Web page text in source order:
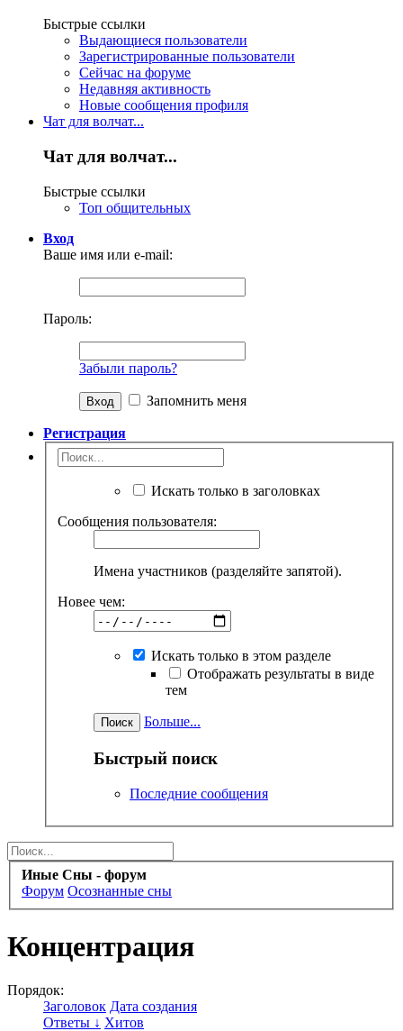
Быстрые ссылки
Выдающиеся пользователи
Зарегистрированные пользователи
Сейчас на форуме
Недавняя активность
Новые сообщения профиля
Чат для волчат...
Чат для волчат...
Быстрые ссылки
Топ общительных
Вход
Ваше имя или e-mail:
Пароль:
Забыли пароль?
Запомнить меня
Регистрация
Искать только в заголовках
Сообщения пользователя:
Имена участников (разделяйте запятой).
Новее чем:
Искать только в этом разделе
Отображать результаты в виде
тем
Больше...
Быстрый поиск
Последние сообщения
Иные Сны - форум
Форум Осознанные сны
Концентрация
Порядок:
Заголовок Дата создания
Ответы ↓ Хитов